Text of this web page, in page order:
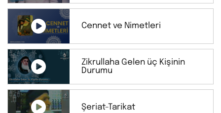
Cennet ve Nimetleri
Zikrullaha Gelen üç Kişinin
Durumu
Şeriat-Tarikat